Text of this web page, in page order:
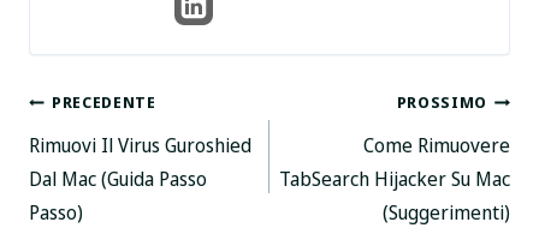
Posta
navigazione
PRECEDENTE
Rimuovi Il Virus Guroshied
Dal Mac (Guida Passo
Passo)
PROSSIMO
Come Rimuovere
TabSearch Hijacker Su Mac
(Suggerimenti)